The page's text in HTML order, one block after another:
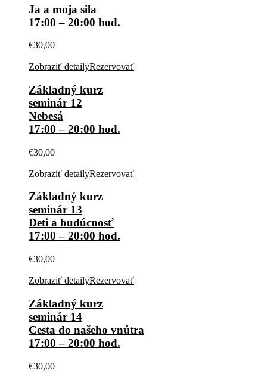
Ja a moja sila
17:00 – 20:00 hod.
€30,00
Zobraziť detailyRezervovať
Základný kurz
seminár 12
Nebesá
17:00 – 20:00 hod.
€30,00
Zobraziť detailyRezervovať
Základný kurz
seminár 13
Deti a budúcnosť
17:00 – 20:00 hod.
€30,00
Zobraziť detailyRezervovať
Základný kurz
seminár 14
Cesta do našeho vnútra
17:00 – 20:00 hod.
€30,00